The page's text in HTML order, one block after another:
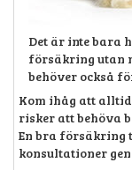
Det är inte bara
försäkring utan
behöver också
Kom ihåg att
risker att behöva
En bra försäkring
konsultationer